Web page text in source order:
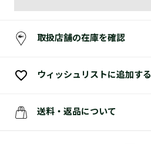
取扱店舗の在庫を確認
ウィッシュリストに追加する
送料・返品について